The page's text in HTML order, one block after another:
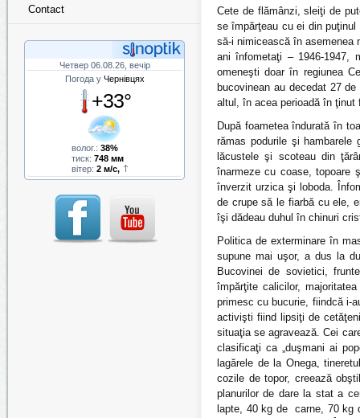
Contact
Четвер 06.08.26, вечір
Погода у Чернівцях
+33°
волог.: 38%
тиск: 748 мм
вітер: 2 м/с,
Cete de flămânzi, sleiţi de
se împărţeau cu ei din
să-i nimicească în asemenea
ani înfometaţi – 1946-1947,
omeneşti doar în regiunea
bucovinean au decedat 27
altul, în acea perioadă în
După foametea îndurată în
rămas podurile şi
lăcustele şi scoteau din
înarmeze cu coase, topoare
înverzit urzica şi loboda.
de crupe să le fiarbă cu ele,
îşi dădeau duhul în chinuri
Politica de exterminare în
supune mai uşor, a dus la
Bucovinei de sovietici,
împărţite calicilor,
primesc cu bucurie, fiindcă i-
activişti fiind lipsiţi de
situaţia se agravează. Cei
clasificaţi ca „duşmani ai
lagărele de la Onega,
cozile de topor, creează
planurilor de dare la stat a
lapte, 40 kg de carne, 70 kg